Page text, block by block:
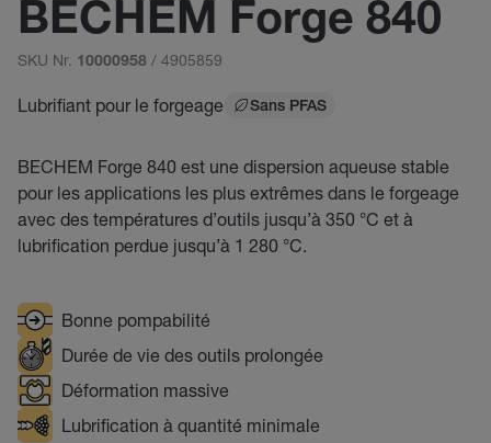
BECHEM Forge 840
SKU Nr. 10000958 / 4905859
Lubrifiant pour le forgeage Sans PFAS
BECHEM Forge 840 est une dispersion aqueuse stable
pour les applications les plus extrêmes dans le forgeage
avec des températures d’outils jusqu’à 350 °C et à
lubrification perdue jusqu’à 1 280 °C.
Bonne pompabilité
Durée de vie des outils prolongée
Déformation massive
Lubrification à quantité minimale